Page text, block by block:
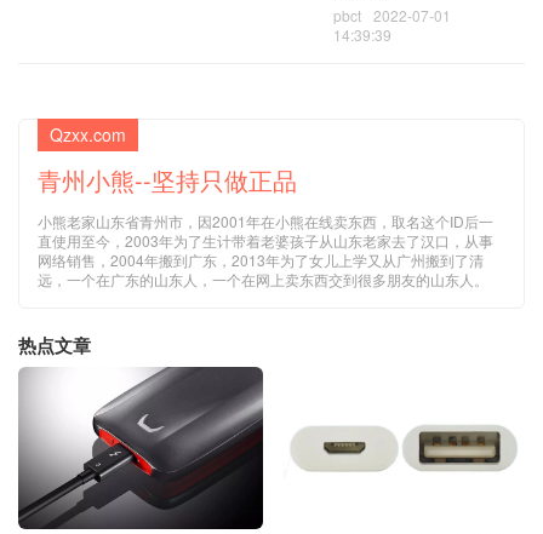
pbct
2022-07-01
14:39:39
Qzxx.com
青州小熊--坚持只做正品
小熊老家山东省青州市，因2001年在小熊在线卖东西，取名这个ID后一
直使用至今，2003年为了生计带着老婆孩子从山东老家去了汉口，从事
网络销售，2004年搬到广东，2013年为了女儿上学又从广州搬到了清
远，一个在广东的山东人，一个在网上卖东西交到很多朋友的山东人。
热点文章